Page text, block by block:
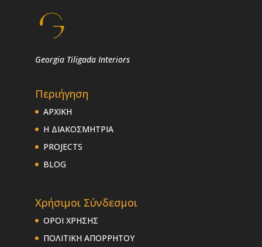
Georgia Tiligada Interiors
Περιήγηση
ΑΡΧΙΚΗ
Η ΔΙΑΚΟΣΜΗΤΡΙΑ
PROJECTS
BLOG
Χρήσιμοι Σύνδεσμοι
ΟΡΟΙ ΧΡΗΣΗΣ
ΠΟΛΙΤΙΚΗ ΑΠΟΡΡΗΤΟΥ